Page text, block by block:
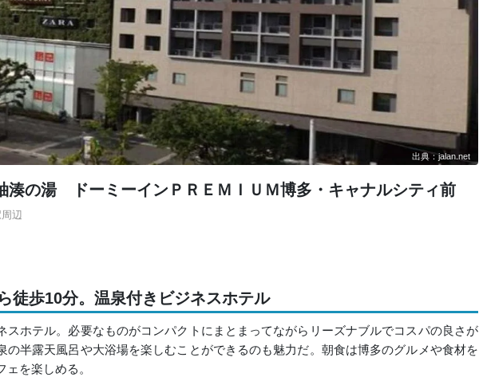
出典：jalan.net
の湯 ドーミーインＰＲＥＭＩＵＭ博多・キャナルシティ前
辺
徒歩10分。温泉付きビジネスホテル
スホテル。必要なものがコンパクトにまとまってながらリーズナブルでコスパの良さが
の半露天風呂や大浴場を楽しむことができるのも魅力だ。朝食は博多のグルメや食材を
を楽しめる。